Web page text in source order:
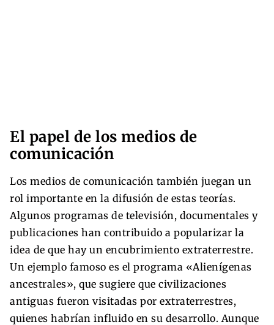
El papel de los medios de
comunicación
Los medios de comunicación también juegan un
rol importante en la difusión de estas teorías.
Algunos programas de televisión, documentales y
publicaciones han contribuido a popularizar la
idea de que hay un encubrimiento extraterrestre.
Un ejemplo famoso es el programa «Alienígenas
ancestrales», que sugiere que civilizaciones
antiguas fueron visitadas por extraterrestres,
quienes habrían influido en su desarrollo. Aunque